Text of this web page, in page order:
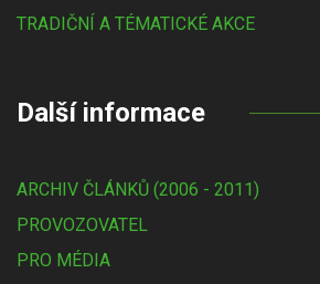
TRADIČNÍ A TÉMATICKÉ AKCE
Další informace
ARCHIV ČLÁNKŮ (2006 - 2011)
PROVOZOVATEL
PRO MÉDIA